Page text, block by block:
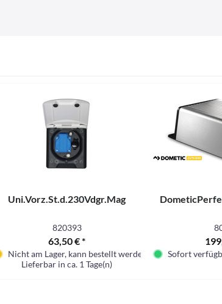
Uni.Vorz.St.d.230Vdgr.Mag
820393
63,50 € *
Nicht am Lager, kann bestellt werden
Lieferbar in ca. 1 Tage(n)
Sofort